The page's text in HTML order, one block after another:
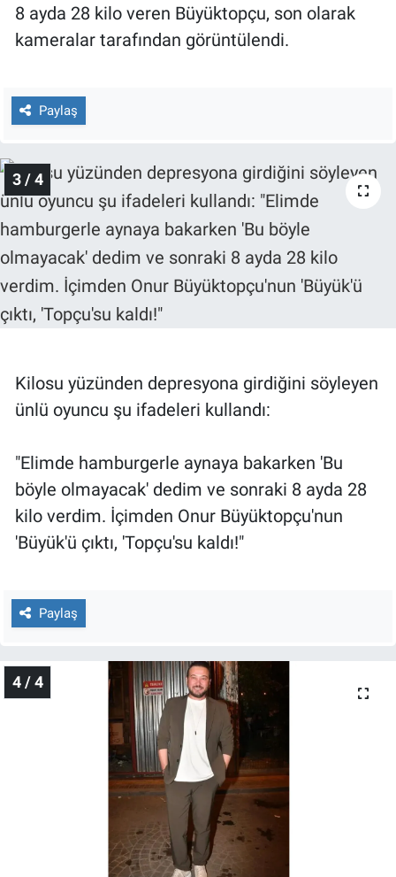
8 ayda 28 kilo veren Büyüktopçu, son olarak
kameralar tarafından görüntülendi.
Paylaş
3 / 4
Kilosu yüzünden depresyona girdiğini söyleyen
ünlü oyuncu şu ifadeleri kullandı:
"Elimde hamburgerle aynaya bakarken 'Bu
böyle olmayacak' dedim ve sonraki 8 ayda 28
kilo verdim. İçimden Onur Büyüktopçu'nun
'Büyük'ü çıktı, 'Topçu'su kaldı!"
Paylaş
4 / 4
Türkiye'nin Gündemi
Yerel Yaşam